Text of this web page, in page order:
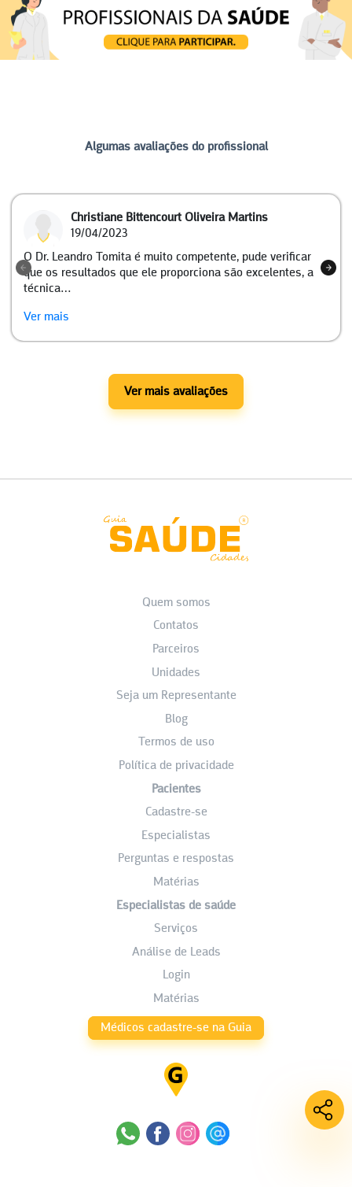
Algumas avaliações do profissional
Christiane Bittencourt Oliveira Martins
19/04/2023
O Dr. Leandro Tomita é muito competente, pude verificar
que os resultados que ele proporciona são excelentes, a
técnica…
Ver mais
Ver mais avaliações
Quem somos
Contatos
Parceiros
Unidades
Seja um Representante
Blog
Termos de uso
Política de privacidade
Pacientes
Cadastre-se
Especialistas
Perguntas e respostas
Matérias
Especialistas de saúde
Serviços
Análise de Leads
Login
Matérias
Médicos cadastre-se na Guia